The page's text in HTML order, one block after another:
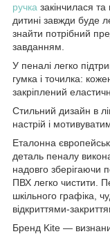
ручка закінчилася
дитині завжди буде
знайти потрібний
завданням.
У пеналі легко
гумка і точилка:
закріплений
Стильний дизайн в
настрій і
Еталонна
деталь пеналу
надовго зберігаючи
ПВХ легко чистити.
шкільного графіка,
відкриттями-
Бренд Kite —